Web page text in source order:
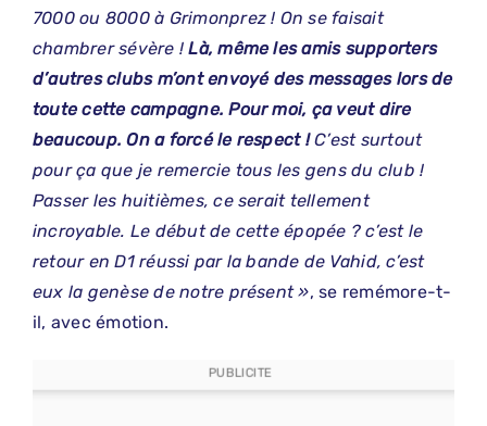
7000 ou 8000 à Grimonprez ! On se faisait
chambrer sévère !Là, même les amis supporters
d’autres clubs m’ont envoyé des messages lors de
toute cette campagne. Pour moi, ça veut dire
beaucoup. On a forcé le respect !C’est surtout
pour ça que je remercie tous les gens du club !
Passer les huitièmes, ce serait tellement
incroyable. Le début de cette épopée ? c’est le
retour en D1 réussi par la bande de Vahid, c’est
eux la genèse de notre présent », se remémore-t-
il, avec émotion.
PUBLICITE